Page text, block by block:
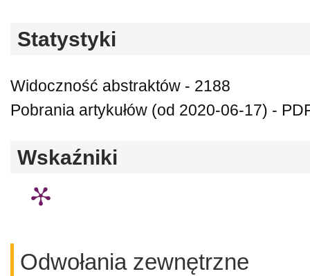
Statystyki
Widoczność abstraktów - 2188
Pobrania artykułów (od 2020-06-17) -
Wskaźniki
Odwołania zewnętrzne